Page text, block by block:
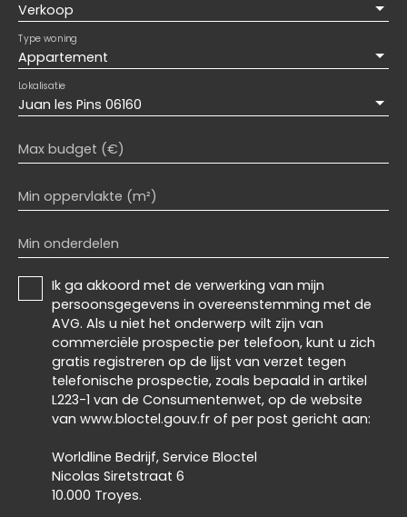
Verkoop
Appartement
Type woning
Juan les Pins 06160
Lokalisatie
Max budget (€)
Min oppervlakte (m²)
Min onderdelen
Ik ga akkoord met de verwerking van mijn
persoonsgegevens in overeenstemming met de
AVG. Als u niet het onderwerp wilt zijn van
commerciële prospectie per telefoon, kunt u zich
gratis registreren op de lijst van verzet tegen
telefonische prospectie, zoals bepaald in artikel
L223-1 van de Consumentenwet, op de website
van www.bloctel.gouv.fr of per post gericht aan:
Worldline Bedrijf, Service Bloctel
Nicolas Siretstraat 6
10.000 Troyes.